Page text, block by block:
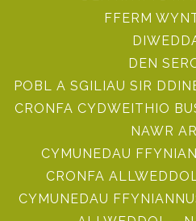
FFERM
DEN
POBL A SGILIAU SIR
CRONFA CYDWEITHIO
NAWR
CYMUNEDAU
CRONFA
CYMUNEDAU